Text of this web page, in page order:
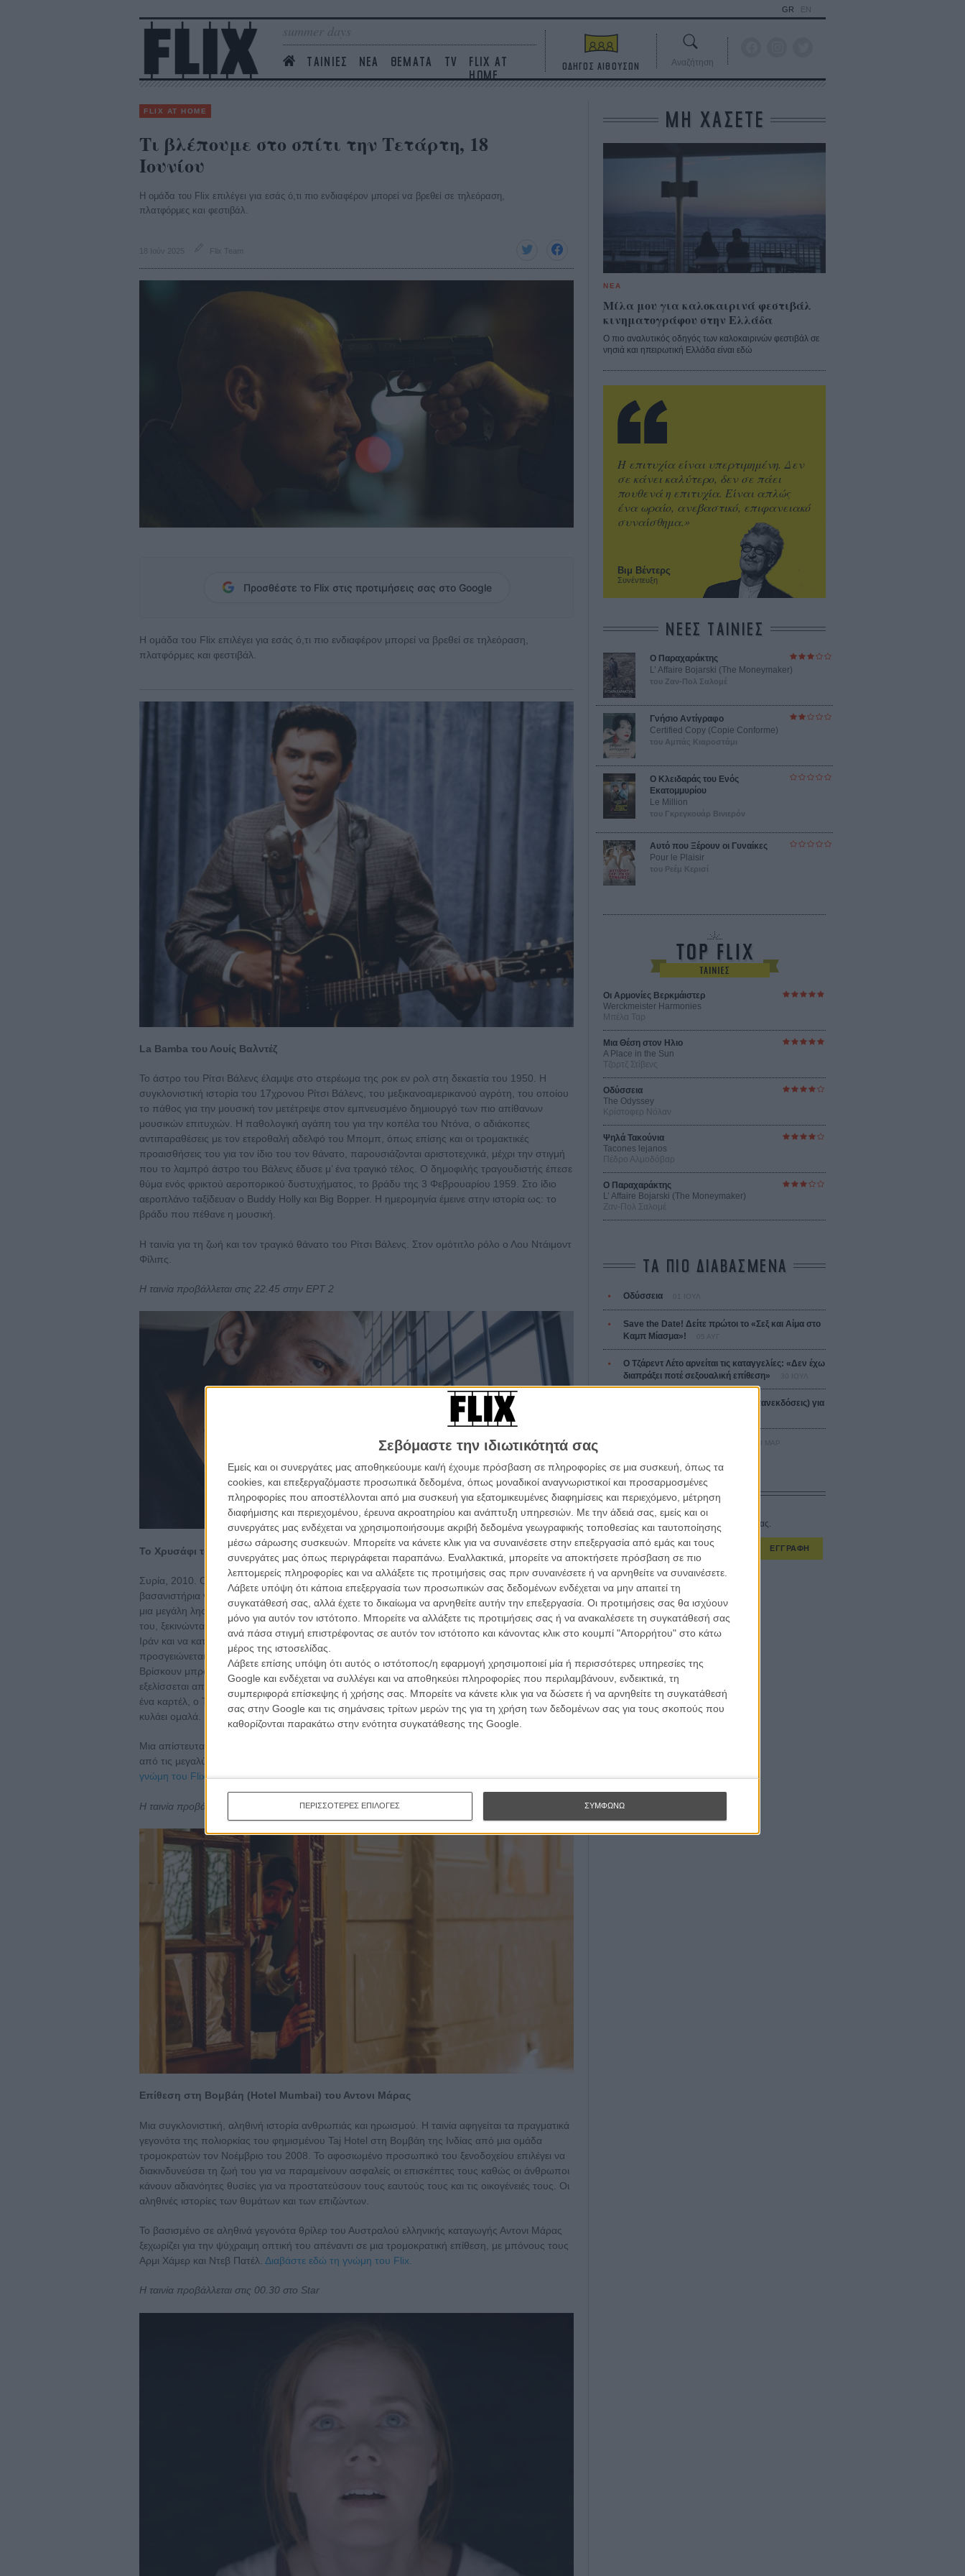
Σεβόμαστε την ιδιωτικότητά σας
Εμείς και οι συνεργάτες μας αποθηκεύουμε και/ή έχουμε πρόσβαση σε πληροφορίες σε μια συσκευή, όπως τα
cookies, και επεξεργαζόμαστε προσωπικά δεδομένα, όπως μοναδικοί αναγνωριστικοί και προσαρμοσμένες
πληροφορίες που αποστέλλονται από μια συσκευή για εξατομικευμένες διαφημίσεις και περιεχόμενο, μέτρηση
διαφήμισης και περιεχομένου, έρευνα ακροατηρίου και ανάπτυξη υπηρεσιών. Με την άδειά σας, εμείς και οι
συνεργάτες μας ενδέχεται να χρησιμοποιήσουμε ακριβή δεδομένα γεωγραφικής τοποθεσίας και ταυτοποίησης
μέσω σάρωσης συσκευών. Μπορείτε να κάνετε κλικ για να συναινέσετε στην επεξεργασία από εμάς και τους
συνεργάτες μας όπως περιγράφεται παραπάνω. Εναλλακτικά, μπορείτε να αποκτήσετε πρόσβαση σε πιο
λεπτομερείς πληροφορίες και να αλλάξετε τις προτιμήσεις σας πριν συναινέσετε ή να αρνηθείτε να συναινέσετε.
Λάβετε υπόψη ότι κάποια επεξεργασία των προσωπικών σας δεδομένων ενδέχεται να μην απαιτεί τη
συγκατάθεσή σας, αλλά έχετε το δικαίωμα να αρνηθείτε αυτήν την επεξεργασία. Οι προτιμήσεις σας θα ισχύουν
μόνο για αυτόν τον ιστότοπο. Μπορείτε να αλλάξετε τις προτιμήσεις σας ή να ανακαλέσετε τη συγκατάθεσή σας
ανά πάσα στιγμή επιστρέφοντας σε αυτόν τον ιστότοπο και κάνοντας κλικ στο κουμπί "Απορρήτου" στο κάτω
μέρος της ιστοσελίδας.
Λάβετε επίσης υπόψη ότι αυτός ο ιστότοπος/η εφαρμογή χρησιμοποιεί μία ή περισσότερες υπηρεσίες της
Google και ενδέχεται να συλλέγει και να αποθηκεύει πληροφορίες που περιλαμβάνουν, ενδεικτικά, τη
συμπεριφορά επίσκεψης ή χρήσης σας. Μπορείτε να κάνετε κλικ για να δώσετε ή να αρνηθείτε τη συγκατάθεσή
σας στην Google και τις σημάνσεις τρίτων μερών της για τη χρήση των δεδομένων σας για τους σκοπούς που
καθορίζονται παρακάτω στην ενότητα συγκατάθεσης της Google.
ΠΕΡΙΣΣΟΤΕΡΕΣ ΕΠΙΛΟΓΕΣ ΣΥΜΦΩΝΩ
summer days
ΤΑΙΝΙΕΣ ΝΕΑ ΘΕΜΑΤΑ TV
FLIX AT
HOME
GR EN
ΟΔΗΓΟΣ ΑΙΘΟΥΣΩΝ Αναζήτηση
FLIX AT HOME
Τι βλέπουμε στο σπίτι την Τετάρτη, 18
Ιουνίου
Η ομάδα του Flix επιλέγει για εσάς ό,τι πιο ενδιαφέρον μπορεί να βρεθεί σε τηλεόραση,
πλατφόρμες και φεστιβάλ.
18 Ιούν 2025 Flix Team
Προσθέστε το Flix στις προτιμήσεις σας στο Google
Η ομάδα του Flix επιλέγει για εσάς ό,τι πιο ενδιαφέρον μπορεί να βρεθεί σε τηλεόραση,
πλατφόρμες και φεστιβάλ.
La Bamba του Λουίς Βαλντέζ
Το άστρο του Ρίτσι Βάλενς έλαμψε στο στερέωμα της ροκ εν ρολ στη δεκαετία του 1950. Η
συγκλονιστική ιστορία του 17χρονου Ρίτσι Βάλενς, του μεξικανοαμερικανού αγρότη, του οποίου
το πάθος για την μουσική τον μετέτρεψε στον εμπνευσμένο δημιουργό των πιο απίθανων
μουσικών επιτυχιών. Η παθολογική αγάπη του για την κοπέλα του Ντόνα, ο αδιάκοπες
αντιπαραθέσεις με τον ετεροθαλή αδελφό του Μπομπ, όπως επίσης και οι τρομακτικές
προαισθήσεις του για τον ίδιο του τον θάνατο, παρουσιάζονται αριστοτεχνικά, μέχρι την στιγμή
που το λαμπρό άστρο του Βάλενς έδυσε μ’ ένα τραγικό τέλος. Ο δημοφιλής τραγουδιστής έπεσε
θύμα ενός φρικτού αεροπορικού δυστυχήματος, το βράδυ της 3 Φεβρουαρίου 1959. Στο ίδιο
αεροπλάνο ταξίδευαν ο Buddy Holly και Big Bopper. Η ημερομηνία έμεινε στην ιστορία ως: το
βράδυ που πέθανε η μουσική.
Η ταινία για τη ζωή και τον τραγικό θάνατο του Ρίτσι Βάλενς. Στον ομότιτλο ρόλο ο Λου Ντάιμοντ
Φίλιπς.
Η ταινία προβάλλεται στις 22.45 στην ΕΡΤ 2
Το Χρυσάφι του Ρήνου (Rheingold) του Φατίχ Ακίν
Συρία, 2010. Ο Τζιγουάρ Χατζάμπι, μετέπειτα διάσημος και ως ράπερ Ξατάρ, υπόκειται σε
βασανιστήρια για να αποκαλύψει την τοποθεσία ενός αποθέματος κλεμμένου χρυσού μετά από
μια μεγάλη ληστεία. Η παραμονή του στο συνωστισμένο κελί θα τον κάνει να ανατρέξει στη ζωή
του, ξεκινώντας από την παιδική του ηλικία όταν η οικογένειά του χρειάστηκε να διαφύγει από το
Ιράν και να καταλήξει τελικά στη Γερμανία. Ήταν τα μέσα της δεκαετίας του ‘80 και η οικογένεια
προσγειώνεται στο περιθώριο και την ανέχεια, όπως συμβαίνει συχνά με τις προσφυγικές ζωές.
Βρίσκουν μπροστά τους ευκαιρίες, αλλά και ακόμη περισσότερα εμπόδια. Σύντομα, ο Τζιγουάρ
εξελίσσεται από μικροκακοποιό σε μεγαλο-ντίλερ. Για να ρυθμίσει τα συσσωρευμένα χρέη του με
ένα καρτέλ, ο Τζιγουάρ καταστρώνει ένα σχέδιο για μια θρυλική ληστεία χρυσού, που όμως δεν
κυλάει ομαλά.
Μια απίστευτα αληθινή ιστορία ενός ανθρώπου και του roller coaster που ήταν η ζωή του σε μια
από τις μεγαλύτερες εμπορικές επιτυχίες στη Γερμανία για τον Φατίχ Ακίν.
γνώμη του Flix.
Η ταινία προβάλλεται στις 00.10 στην ΕΡΤ 3
Επίθεση στη Βομβάη (Hotel Mumbai) του Αντονι Μάρας
Μια συγκλονιστική, αληθινή ιστορία ανθρωπιάς και ηρωισμού. Η ταινία αφηγείται τα πραγματικά
γεγονότα της πολιορκίας του φημισμένου Taj Hotel στη Βομβάη της Ινδίας από μια ομάδα
τρομοκρατών τον Νοέμβριο του 2008. Το αφοσιωμένο προσωπικό του ξενοδοχείου επιλέγει να
διακινδυνεύσει τη ζωή του για να παραμείνουν ασφαλείς οι επισκέπτες τους καθώς οι άνθρωποι
κάνουν αδιανόητες θυσίες για να προστατεύσουν τους εαυτούς τους και τις οικογένειές τους. Οι
αληθινές ιστορίες των θυμάτων και των επιζώντων.
Το βασισμένο σε αληθινά γεγονότα θρίλερ του Αυστραλού ελληνικής καταγωγής Αντονι Μάρας
ξεχωρίζει για την ψύχραιμη οπτική του απέναντι σε μια τρομοκρατική επίθεση, με μπόνους τους
Αρμι Χάμερ και Ντεβ Πατέλ. Διαβάστε εδώ τη γνώμη του Flix.
H ταινία προβάλλεται στις 00.30 στο Star
ΜΗ ΧΑΣΕΤΕ
ΝΕΑ
Μίλα μου για καλοκαιρινά φεστιβάλ
κινηματογράφου στην Ελλάδα
Ο πιο αναλυτικός οδηγός των καλοκαιρινών φεστιβάλ σε
νησιά και ηπειρωτική Ελλάδα είναι εδώ
Βιμ Βέντερς
Συνέντευξη
Η επιτυχία είναι υπερτιμημένη. Δεν
σε κάνει καλύτερο, δεν σε πάει
πουθενά η επιτυχία. Είναι απλώς
ένα ωραίο, ανεβαστικό, επιφανειακό
συναίσθημα.»
ΝΕΕΣ ΤΑΙΝΙΕΣ
Ο Παραχαράκτης
L’ Affaire Bojarski (The Moneymaker)
του Ζαν-Πολ Σαλομέ
Γνήσιο Αντίγραφο
Certified Copy (Copie Conforme)
του Αμπάς Κιαροστάμι
Ο Κλειδαράς του Ενός
Εκατομμυρίου
Le Million
του Γκρεγκουάρ Βινιερόν
Αυτό που Ξέρουν οι Γυναίκες
Pour le Plaisir
του Ρεέμ Κερισί
Οι Αρμονίες Βερκμάιστερ
Werckmeister Harmonies
Μπέλα Ταρ
Μια Θέση στον Ηλιο
A Place in the Sun
Τζορτζ Στίβενς
Οδύσσεια
The Odyssey
Κρίστοφερ Νόλαν
Ψηλά Τακούνια
Tacones lejanos
Πέδρο Αλμοδόβαρ
Ο Παραχαράκτης
L’ Affaire Bojarski (The Moneymaker)
Ζαν-Πολ Σαλομέ
ΤΑ ΠΙΟ ΔΙΑΒΑΣΜΕΝΑ
Οδύσσεια
Save the Date! Δείτε πρώτοι το «Σεξ και Αίμα στο
Καμπ Μίασμα»!
Ο Τζάρεντ Λέτο αρνείται τις καταγγελίες: «Δεν έχω
διαπράξει ποτέ σεξουαλική επίθεση»
10 καυτές ταινίες (+ 5 δροσερές επανεκδόσεις) για
30 ΜΑΡ
CONNECT
Εγγράψου στο εβδομαδιαίο newsletter μας.
ΕΓΓΡΑΦΗ
Θέλω να λαμβάνω τα newsletter σας.